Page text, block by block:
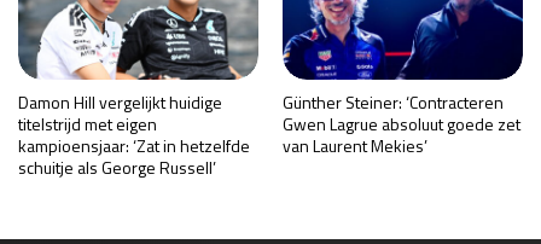
Damon Hill vergelijkt huidige
titelstrijd met eigen
kampioensjaar: ‘Zat in hetzelfde
schuitje als George Russell’
Günther Steiner: ‘Contracteren
Gwen Lagrue absoluut goede zet
van Laurent Mekies’